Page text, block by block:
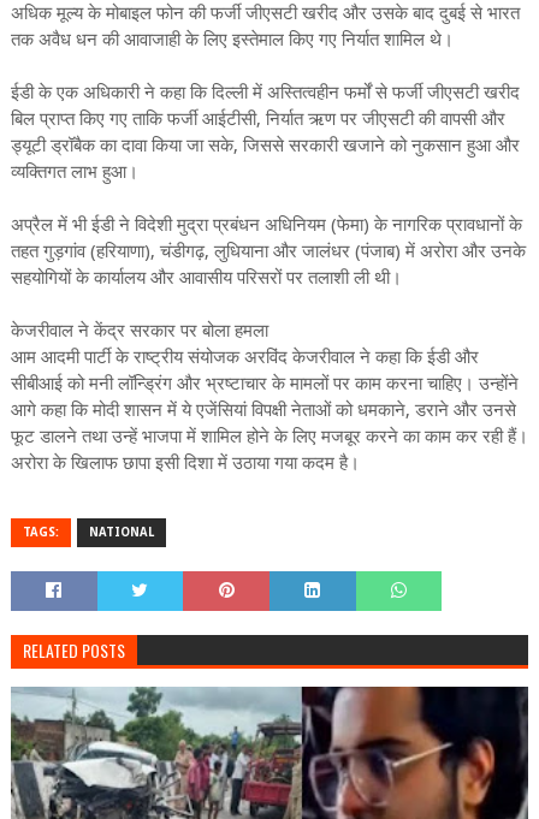
अधिक मूल्य के मोबाइल फोन की फर्जी जीएसटी खरीद और उसके बाद दुबई से भारत
तक अवैध धन की आवाजाही के लिए इस्तेमाल किए गए निर्यात शामिल थे।
ईडी के एक अधिकारी ने कहा कि दिल्ली में अस्तित्वहीन फर्मों से फर्जी जीएसटी खरीद
बिल प्राप्त किए गए ताकि फर्जी आईटीसी, निर्यात ऋण पर जीएसटी की वापसी और
ड्यूटी ड्रॉबैक का दावा किया जा सके, जिससे सरकारी खजाने को नुकसान हुआ और
व्यक्तिगत लाभ हुआ।
अप्रैल में भी ईडी ने विदेशी मुद्रा प्रबंधन अधिनियम (फेमा) के नागरिक प्रावधानों के
तहत गुड़गांव (हरियाणा), चंडीगढ़, लुधियाना और जालंधर (पंजाब) में अरोरा और उनके
सहयोगियों के कार्यालय और आवासीय परिसरों पर तलाशी ली थी।
केजरीवाल ने केंद्र सरकार पर बोला हमला
आम आदमी पार्टी के राष्ट्रीय संयोजक अरविंद केजरीवाल ने कहा कि ईडी और
सीबीआई को मनी लॉन्ड्रिंग और भ्रष्टाचार के मामलों पर काम करना चाहिए। उन्होंने
आगे कहा कि मोदी शासन में ये एजेंसियां ​​विपक्षी नेताओं को धमकाने, डराने और उनसे
फूट डालने तथा उन्हें भाजपा में शामिल होने के लिए मजबूर करने का काम कर रही हैं।
अरोरा के खिलाफ छापा इसी दिशा में उठाया गया कदम है।
TAGS: NATIONAL
RELATED POSTS